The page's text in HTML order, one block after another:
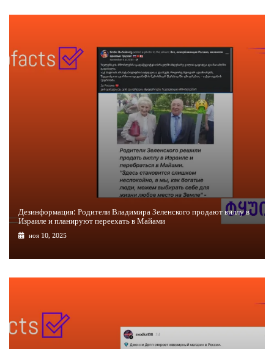
Дезинформация: Родители Владимира Зеленского продают виллу в
Израиле и планируют переехать в Майами
ноя 10, 2025